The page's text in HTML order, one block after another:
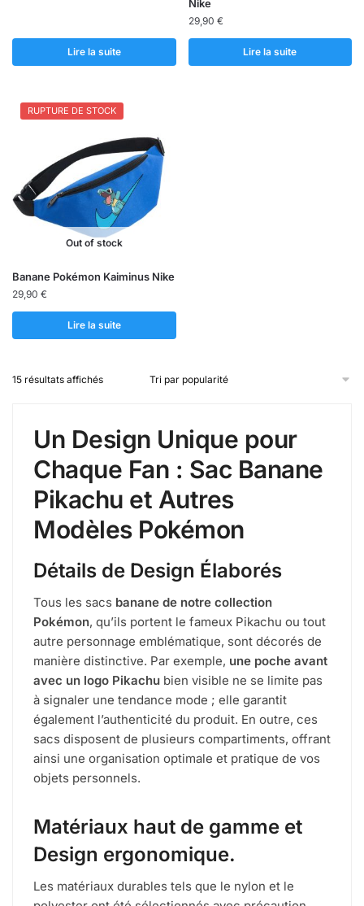
Lire la suite
Nike
29,90 €
Lire la suite
RUPTURE DE STOCK
Out of stock
Banane Pokémon Kaiminus Nike
29,90 €
Lire la suite
15 résultats affichésTrié
Un Design Unique pour
Chaque Fan : Sac Banane
Pikachu et Autres
Modèles Pokémon
Détails de Design Élaborés
Tous les sacs banane de notre collection
Pokémon, qu’ils portent le fameux Pikachu ou tout
autre personnage emblématique, sont décorés de
manière distinctive. Par exemple, une poche avant
avec un logo Pikachu bien visible ne se limite pas
à signaler une tendance mode ; elle garantit
également l’authenticité du produit. En outre, ces
sacs disposent de plusieurs compartiments, offrant
ainsi une organisation optimale et pratique de vos
objets personnels.
Matériaux haut de gamme et
Design ergonomique.
Les matériaux durables tels que le nylon et le